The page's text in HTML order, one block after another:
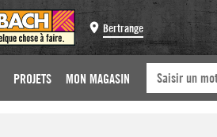
Bertrange
PROJETS MON MAGASIN